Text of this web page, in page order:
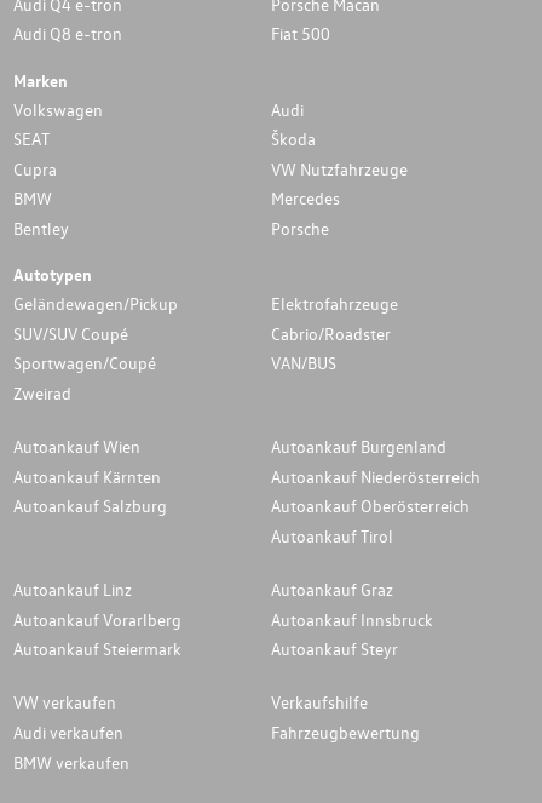
Audi Q8 e-tron
Fiat 500
Marken
Volkswagen
Audi
SEAT
Škoda
Cupra
VW Nutzfahrzeuge
BMW
Mercedes
Bentley
Porsche
Autotypen
Geländewagen/Pickup
Elektrofahrzeuge
SUV/SUV Coupé
Cabrio/Roadster
Sportwagen/Coupé
VAN/BUS
Zweirad
Autoankauf Wien
Autoankauf Kärnten
Autoankauf Salzburg
Autoankauf Burgenland
Autoankauf Niederösterreich
Autoankauf Oberösterreich
Autoankauf Tirol
Autoankauf Linz
Autoankauf Vorarlberg
Autoankauf Steiermark
Autoankauf Graz
Autoankauf Innsbruck
Autoankauf Steyr
VW verkaufen
Audi verkaufen
BMW verkaufen
Verkaufshilfe
Fahrzeugbewertung